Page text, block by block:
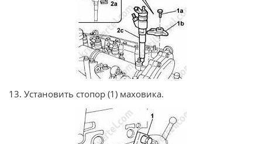
13. Установить стопор (1) маховика.